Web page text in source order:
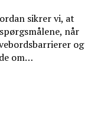
sikrer vi, at
når
og
om…